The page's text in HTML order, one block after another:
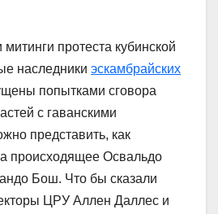
протеста кубинской
наследники эскамбрайских
попытками сговора
с гаванскими
представить, как
происходящее Освальдо
Бош. Что бы сказали
ЦРУ Аллен Даллес и